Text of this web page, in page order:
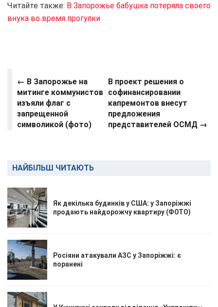
Читайте также: В Запорожье бабушка потеряла своего
внука во время прогулки
← В Запорожье на
митинге коммунистов
изъяли флаг с
запрещенной
символикой (фото)
В проект решения о
софинансировании
капремонтов внесут
предложения
представителей ОСМД →
НАЙБІЛЬШ ЧИТАЮТЬ
Як декілька будинків у США: у Запоріжжі
продають найдорожчу квартиру (ФОТО)
Росіяни атакували АЗС у Запоріжжі: є
поранені